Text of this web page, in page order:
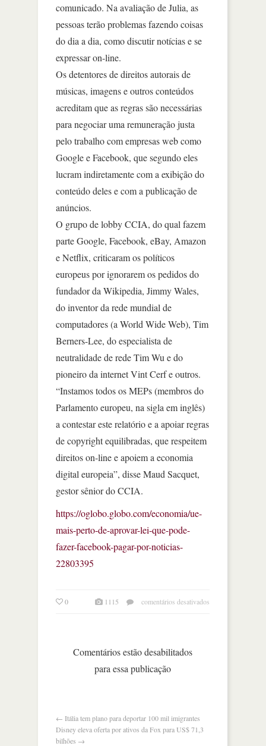
comunicado. Na avaliação de Julia, as
pessoas terão problemas fazendo coisas
do dia a dia, como discutir notícias e se
expressar on-line.
Os detentores de direitos autorais de
músicas, imagens e outros conteúdos
acreditam que as regras são necessárias
para negociar uma remuneração justa
pelo trabalho com empresas web como
Google e Facebook, que segundo eles
lucram indiretamente com a exibição do
conteúdo deles e com a publicação de
anúncios.
O grupo de lobby CCIA, do qual fazem
parte Google, Facebook, eBay, Amazon
e Netflix, criticaram os políticos
europeus por ignorarem os pedidos do
fundador da Wikipedia, Jimmy Wales,
do inventor da rede mundial de
computadores (a World Wide Web), Tim
Berners-Lee, do especialista de
neutralidade de rede Tim Wu e do
pioneiro da internet Vint Cerf e outros.
“Instamos todos os MEPs (membros do
Parlamento europeu, na sigla em inglês)
a contestar este relatório e a apoiar regras
de copyright equilibradas, que respeitem
direitos on-line e apoiem a economia
digital europeia”, disse Maud Sacquet,
gestor sênior do CCIA.
https://oglobo.globo.com/economia/ue-
mais-perto-de-aprovar-lei-que-pode-
fazer-facebook-pagar-por-noticias-
22803395
0 1115 comentários desativados
Comentários estão desabilitados
para essa publicação
← Itália tem plano para deportar 100 mil imigrantes
Disney eleva oferta por ativos da Fox para US$ 71,3
bilhões →